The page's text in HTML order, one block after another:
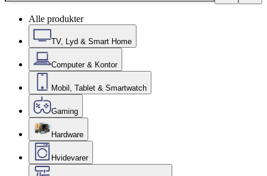
Alle produkter
TV, Lyd & Smart Home
Computer & Kontor
Mobil, Tablet & Smartwatch
Gaming
Hardware
Hvidevarer